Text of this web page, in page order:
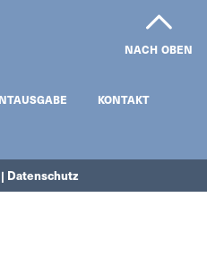
NACH OBEN
KONTAKT
Datenschutz